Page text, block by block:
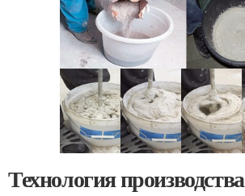
Технология производства